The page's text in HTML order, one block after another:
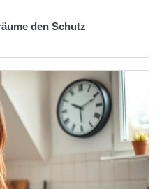
den Schutz